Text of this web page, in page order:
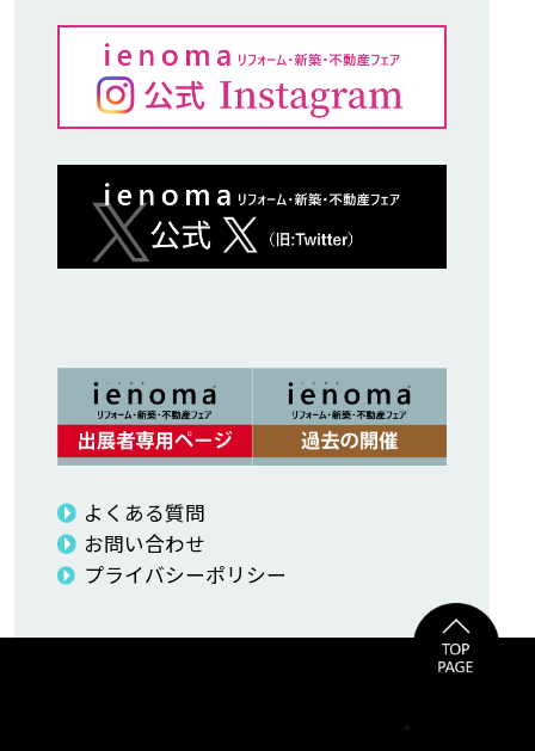
よくある質問
お問い合わせ
プライバシーポリシー